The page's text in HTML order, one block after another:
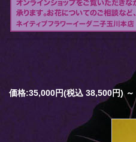
価格:35,000円(税込 38,500円) ～